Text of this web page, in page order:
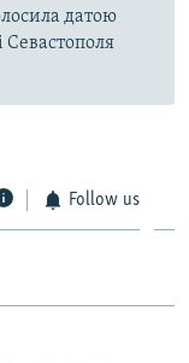
датою
Севастополя
Follow us